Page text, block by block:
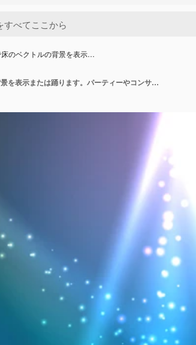
のベクトルの背景を表示…
スポットライトで床のベクトルの背景を表示または踊ります。パーティーやコンサート、ステージとフロアのイラスト